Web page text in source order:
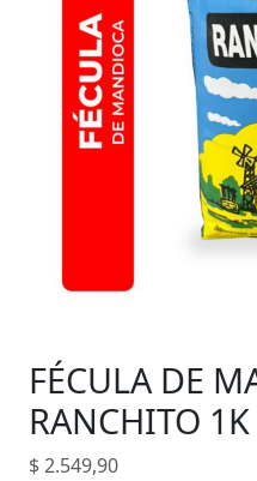
FÉCULA DE
RANCHITO 1K
$2.549,90